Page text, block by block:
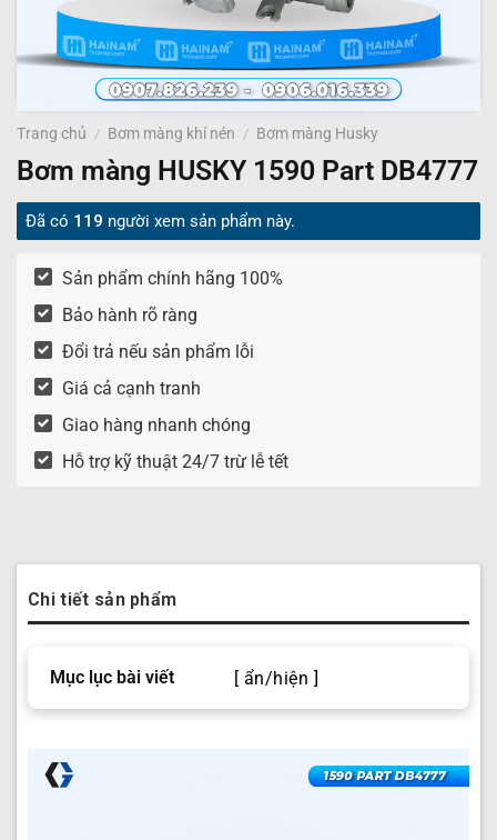
Trang chủ / Bơm màng khí nén / Bơm màng Husky
Bơm màng HUSKY 1590 Part DB4777
Đã có 119 người xem sản phẩm này.
Sản phẩm chính hãng 100%
Bảo hành rõ ràng
Đổi trả nếu sản phẩm lỗi
Giá cả cạnh tranh
Giao hàng nhanh chóng
Hỗ trợ kỹ thuật 24/7 trừ lễ tết
Chi tiết sản phẩm
Mục lục bài viết [ ẩn/hiện ]